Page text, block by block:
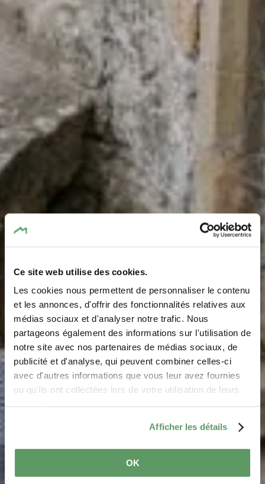
Ce site web utilise des cookies.
Les cookies nous permettent de personnaliser le contenu
et les annonces, d'offrir des fonctionnalités relatives aux
médias sociaux et d'analyser notre trafic. Nous
partageons également des informations sur l'utilisation de
notre site avec nos partenaires de médias sociaux, de
publicité et d'analyse, qui peuvent combiner celles-ci
avec d'autres informations que vous leur avez fournies
ou qu'ils ont collectées lors de votre utilisation de leurs
Afficher les détails
OK
Schlösser und Burgen